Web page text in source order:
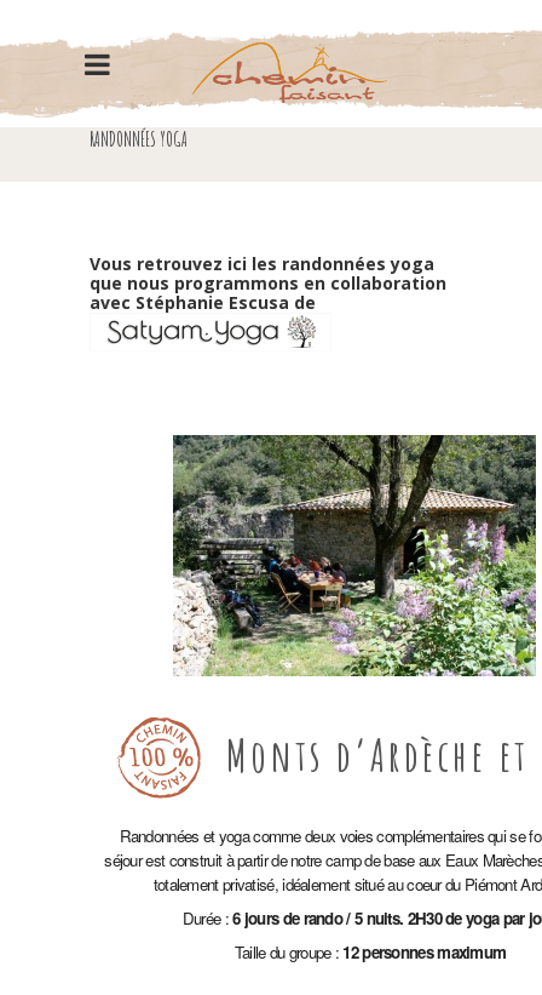
RANDONNÉES YOGA
Vous retrouvez ici les randonnées yoga
que nous programmons en collaboration
avec Stéphanie Escusa de
Monts d’Ardèche et
Randonnées et yoga comme deux voies complémentaires qui se
séjour est construit à partir de notre camp de base aux Eaux
totalement privatisé, idéalement situé au coeur du Piémont
Durée :6 jours de rando / 5 nuits. 2H30 de yoga par
Taille du groupe :12 personnes maximum